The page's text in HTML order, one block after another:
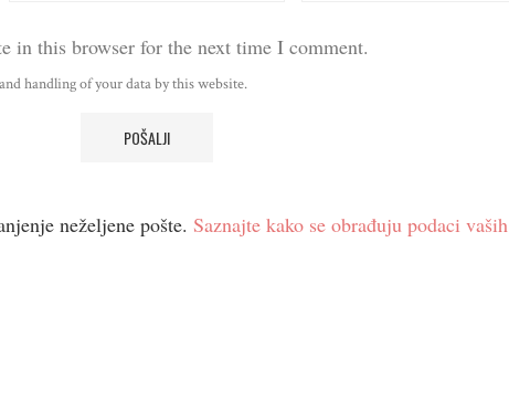
in this browser for the next time I comment.
handling of your data by this website.
neželjene pošte. Saznajte kako se obrađuju podaci vaših